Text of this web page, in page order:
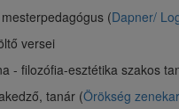
(Dapner/
versei
- filozófia-esztétika szakos
tanár (Örökség zenekar